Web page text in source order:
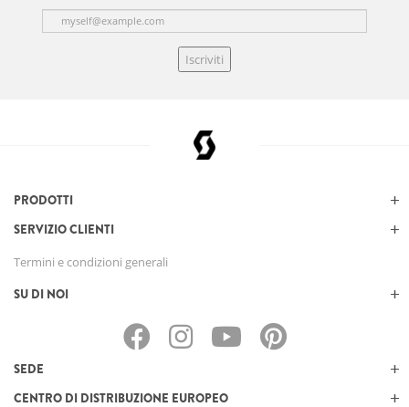
Iscriviti
PRODOTTI
SERVIZIO CLIENTI
Termini e condizioni generali
SU DI NOI
SEDE
CENTRO DI DISTRIBUZIONE EUROPEO